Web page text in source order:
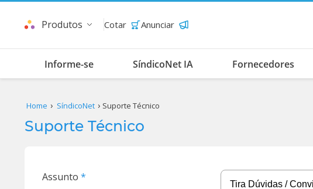
Produtos Cotar Anunciar
Informe-se SíndicoNet IA Fornecedores
Home SíndicoNet Suporte Técnico
Suporte Técnico
Assunto